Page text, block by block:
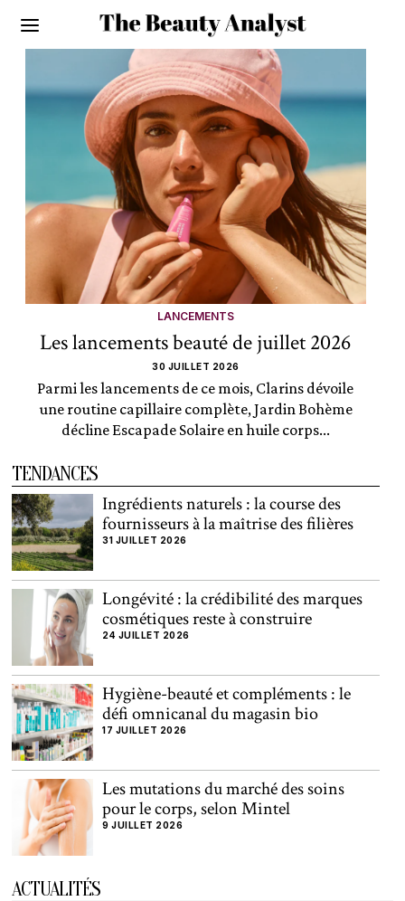
LANCEMENTS
Les lancements beauté de juillet 2026
30 JUILLET 2026
Parmi les lancements de ce mois, Clarins dévoile
une routine capillaire complète, Jardin Bohème
décline Escapade Solaire en huile corps...
TENDANCES
Ingrédients naturels : la course des
fournisseurs à la maîtrise des filières
31 JUILLET 2026
Longévité : la crédibilité des marques
cosmétiques reste à construire
24 JUILLET 2026
Hygiène-beauté et compléments : le
défi omnicanal du magasin bio
17 JUILLET 2026
Les mutations du marché des soins
pour le corps, selon Mintel
9 JUILLET 2026
ACTUALITÉS